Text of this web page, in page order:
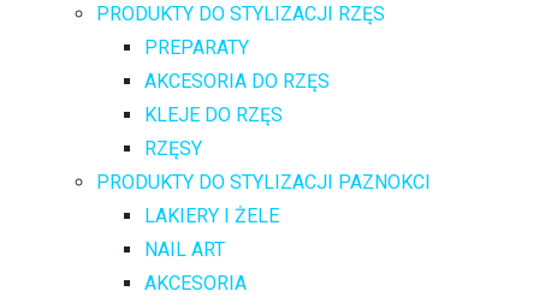
PRODUKTY DO STYLIZACJI RZĘS
PREPARATY
AKCESORIA DO RZĘS
KLEJE DO RZĘS
RZĘSY
PRODUKTY DO STYLIZACJI PAZNOKCI
LAKIERY I ŻELE
NAIL ART
AKCESORIA